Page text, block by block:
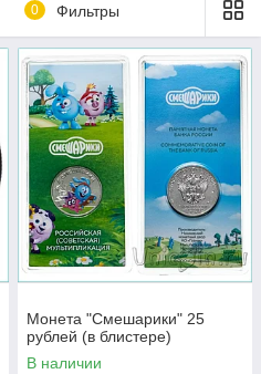
0 Фильтры
Монета "Смешарики" 25
рублей (в блистере)
В наличии